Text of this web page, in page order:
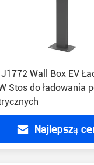
J1772 Wall Box EV
Stos do ładowania
Najlepszą